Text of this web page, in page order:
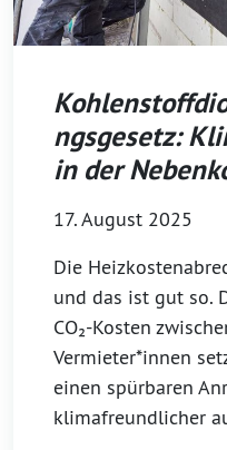
ngsgesetz:
in der
17. August 2025
Die
und das ist gut so.
CO₂-Kosten
Vermieter*innen
einen spürbaren
klimafreundlicher